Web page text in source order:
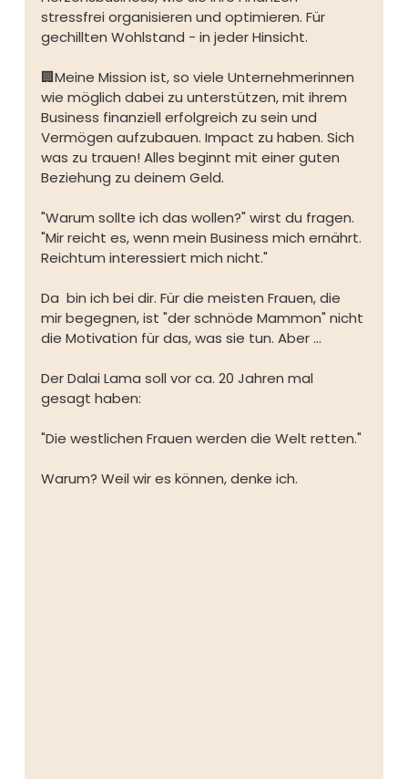
stressfrei organisieren und optimieren. Für
gechillten Wohlstand - in jeder Hinsicht.⁠
🏢Meine Mission ist, so viele Unternehmerinnen
wie möglich dabei zu unterstützen, mit ihrem
Business finanziell erfolgreich zu sein und
Vermögen aufzubauen. Impact zu haben. Sich
was zu trauen! Alles beginnt mit einer guten
Beziehung zu deinem Geld.⁠
"Warum sollte ich das wollen?" wirst du fragen.
"Mir reicht es, wenn mein Business mich ernährt.
Reichtum interessiert mich nicht."⁠
Da  bin ich bei dir. Für die meisten Frauen, die
mir begegnen, ist "der schnöde Mammon" nicht
die Motivation für das, was sie tun. Aber …
Der Dalai Lama soll vor ca. 20 Jahren mal
gesagt haben:⁠
"Die westlichen Frauen werden die Welt retten."
Warum? Weil wir es können, denke ich. ⁠